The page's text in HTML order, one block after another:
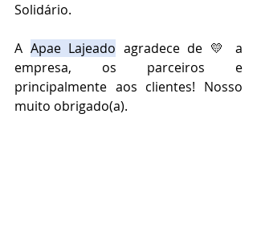
Solidário.
A Apae Lajeado agradece de 💛 a
empresa, os parceiros e
principalmente aos clientes! Nosso
muito obrigado(a).